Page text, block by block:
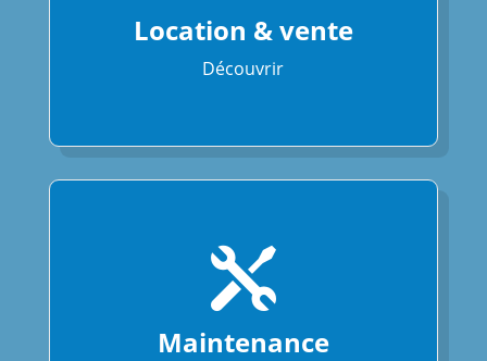
Location & vente
Découvrir

Maintenance